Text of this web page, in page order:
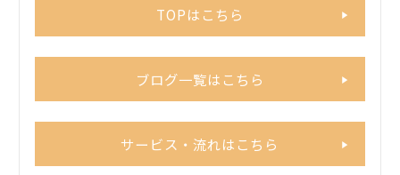
TOPはこちら
ブログ一覧はこちら
サービス・流れはこちら